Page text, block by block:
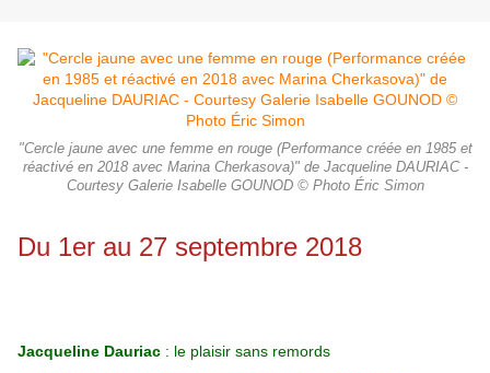
"Cercle jaune avec une femme en rouge (Performance créée en 1985 et
réactivé en 2018 avec Marina Cherkasova)" de Jacqueline DAURIAC -
Courtesy Galerie Isabelle GOUNOD © Photo Éric Simon
Du 1er au 27 septembre 2018
Jacqueline Dauriac : le plaisir sans remords